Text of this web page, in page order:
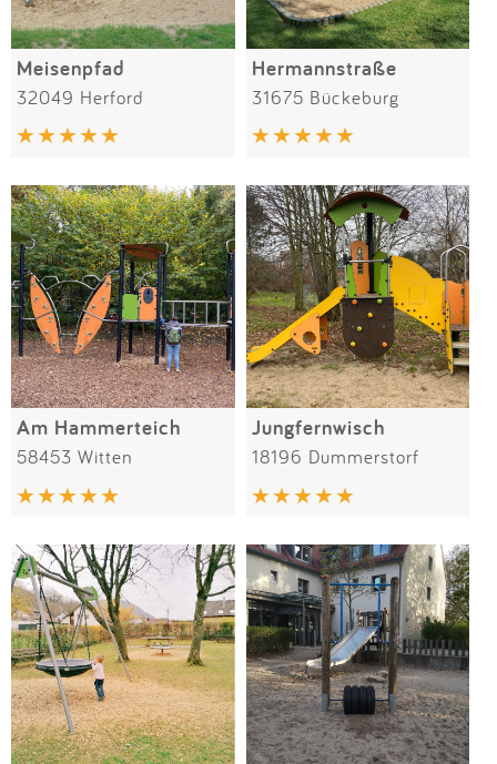
Meisenpfad
32049 Herford
Hermannstraße
31675 Bückeburg
Am Hammerteich
58453 Witten
Jungfernwisch
18196 Dummerstorf